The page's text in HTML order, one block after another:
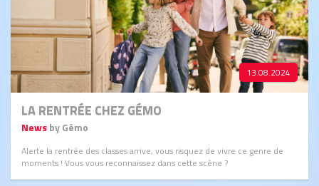
13.08.2024
LA RENTRÉE CHEZ GÉMO
Newsby Gémo
Alerte la rentrée des classes arrive, vous risquez de vivre ce genre de
moments ! Vous vous reconnaissez dans cette scène ?